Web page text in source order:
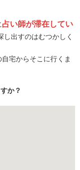
占い師が滞在してい
出すのはむつかしく
宅からそこに行くま
か？